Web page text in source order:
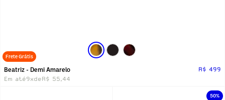
Frete Grátis
Beatriz - Demi Amarelo
R$ 499
Em até9xdeR$ 55,44
50%